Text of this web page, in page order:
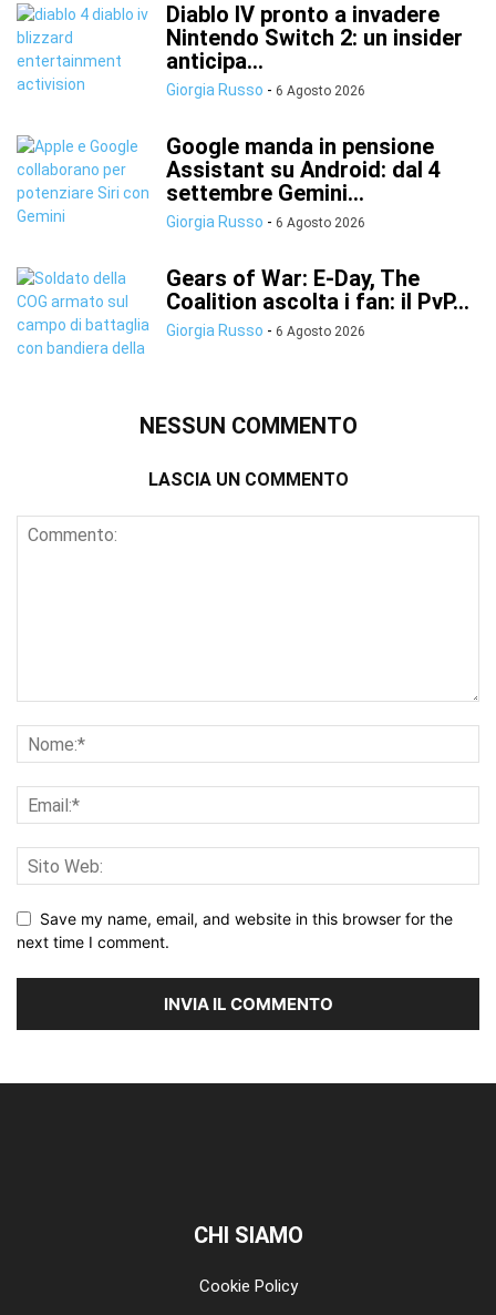
Diablo IV pronto a invadere
Nintendo Switch 2: un insider
anticipa...
Giorgia Russo - 6 Agosto 2026
Google manda in pensione
Assistant su Android: dal 4
settembre Gemini...
Giorgia Russo - 6 Agosto 2026
Gears of War: E-Day, The
Coalition ascolta i fan: il PvP...
Giorgia Russo - 6 Agosto 2026
NESSUN COMMENTO
LASCIA UN COMMENTO
Save my name, email, and website in this browser for the
next time I comment.
CHI SIAMO
Cookie Policy